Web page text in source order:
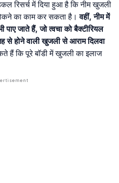
रिसर्च में दिया हुआ है कि नीम खुजली
का काम कर सकता है।वहीं, नीम में
जाते हैं, जो त्वचा को बैक्टीरियल
होने वाली खुजली से आराम दिलवा
हैं कि पूरे बॉडी में खुजली का इलाज